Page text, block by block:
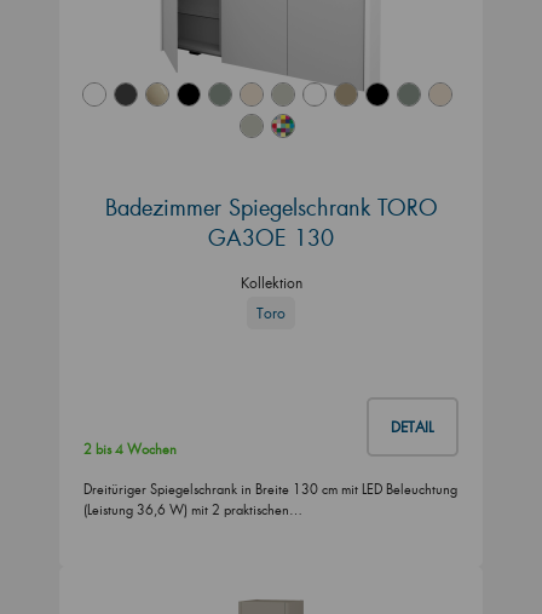
Badezimmer Spiegelschrank TORO
GA3OE 130
Kollektion
Toro
DETAIL
2 bis 4 Wochen
Dreitüriger Spiegelschrank in Breite 130 cm mit LED Beleuchtung
(Leistung 36,6 W) mit 2 praktischen…